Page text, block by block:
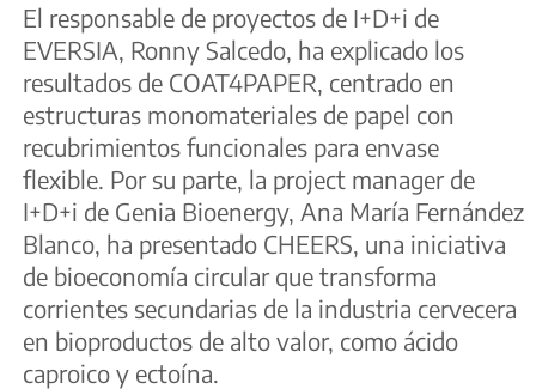
El responsable de proyectos de I+D+i de
EVERSIA, Ronny Salcedo, ha explicado los
resultados de COAT4PAPER, centrado en
estructuras monomateriales de papel con
recubrimientos funcionales para envase
flexible. Por su parte, la project manager de
I+D+i de Genia Bioenergy, Ana María Fernández
Blanco, ha presentado CHEERS, una iniciativa
de bioeconomía circular que transforma
corrientes secundarias de la industria cervecera
en bioproductos de alto valor, como ácido
caproico y ectoína.